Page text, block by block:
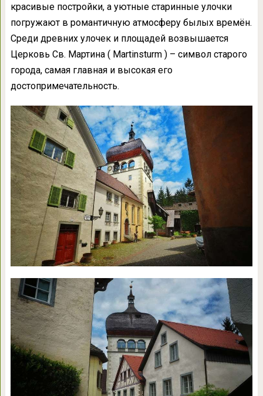
красивые постройки, а уютные старинные улочки
погружают в романтичную атмосферу былых времён.
Среди древних улочек и площадей возвышается
Церковь Cв. Мартина ( Martinsturm ) – символ старого
города, самая главная и высокая его
достопримечательность.